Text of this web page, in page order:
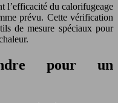
l’efficacité du calorifugeage
prévu. Cette vérification
de mesure spéciaux pour
pour un